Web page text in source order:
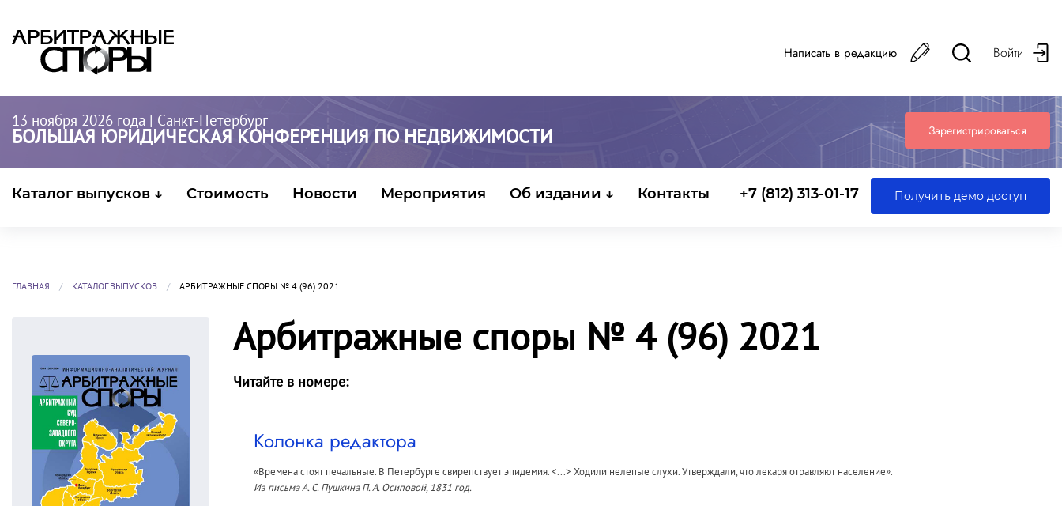
Написать в редакцию Войти
13 ноября 2026 года | Санкт-Петербург
БОЛЬШАЯ ЮРИДИЧЕСКАЯ КОНФЕРЕНЦИЯ ПО НЕДВИЖИМОСТИ Зарегистрироваться
Каталог выпусков ↓ Стоимость Новости Мероприятия Об издании ↓ Контакты +7 (812) 313-01-17 Получить демо доступ
ГЛАВНАЯ КАТАЛОГ ВЫПУСКОВ АРБИТРАЖНЫЕ СПОРЫ № 4 (96) 2021
Арбитражные споры № 4 (96) 2021
Читайте в номере:
Колонка редактора
«Времена стоят печальные. В Петербурге свирепствует эпидемия. <...> Ходили нелепые слухи. Утверждали, что лекаря отравляют население».
Из письма А. С. Пушкина П. А. Осиповой, 1831 год.